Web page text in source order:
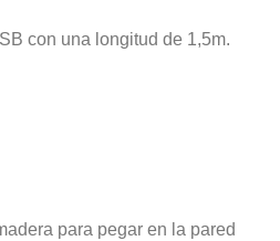
con una longitud de 1,5m.
para pegar en la pared